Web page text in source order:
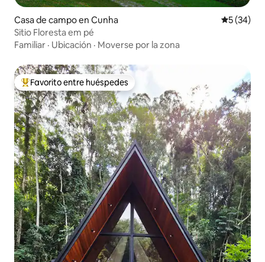
Casa de campo en Cunha
5 (34)
Sitio Floresta em pé
Familiar · Ubicación · Moverse por la zona
De los mejores en Favorito entre huéspedes
Favorito entre huéspedes